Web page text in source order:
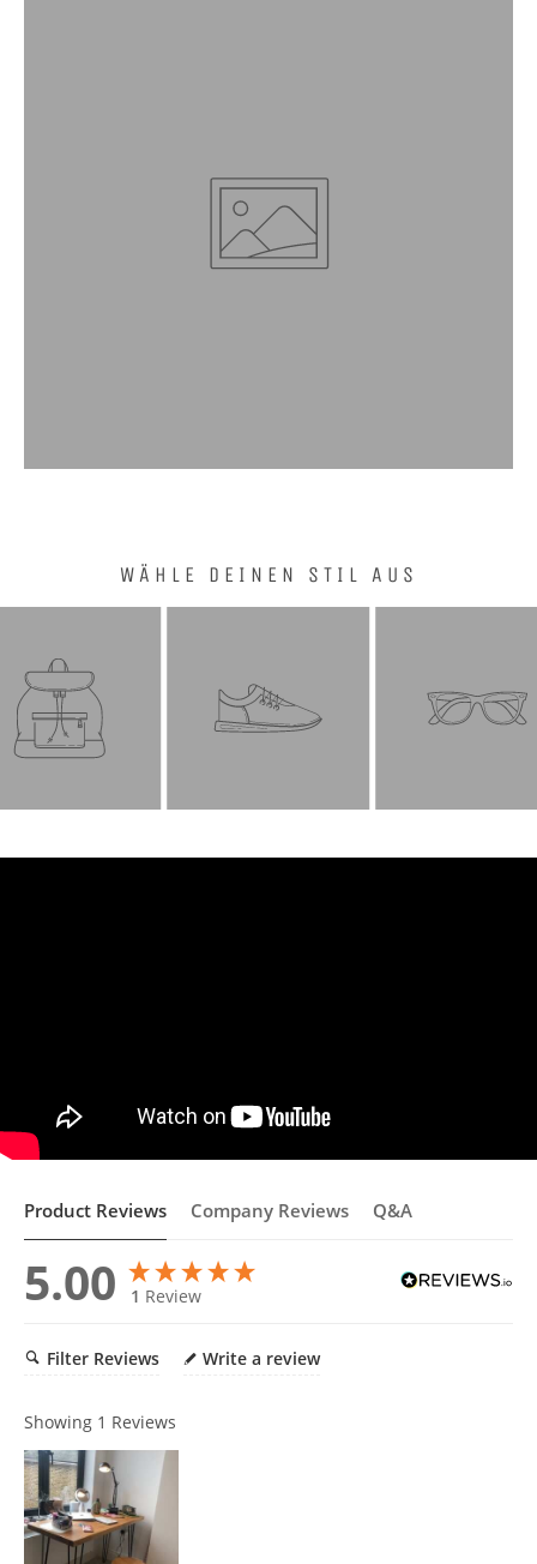
WÄHLE DEINEN STIL AUS
Product Reviews Company Reviews Q&A
5.00 1 Review
Filter Reviews Write a review
Showing 1 Reviews